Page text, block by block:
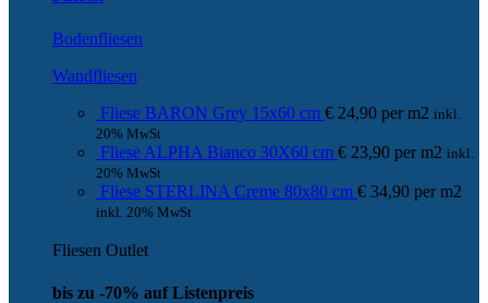
Bodenfliesen
Wandfliesen
Fliese BARON Grey 15x60 cm € 24,90 per m2 inkl.
20% MwSt
Fliese ALPHA Bianco 30X60 cm € 23,90 per m2 inkl.
20% MwSt
Fliese STERLINA Creme 80x80 cm € 34,90 per m2
inkl. 20% MwSt
Fliesen Outlet
bis zu -70% auf Listenpreis